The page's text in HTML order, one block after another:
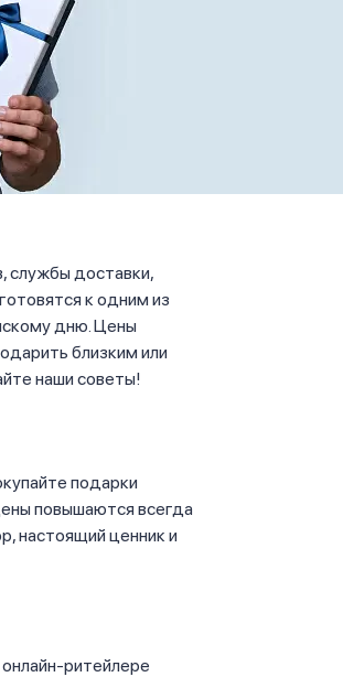
службы доставки,
к одним из
дню. Цены
близким или
наши советы!
подарки
повышаются всегда
настоящий ценник и
ритейлере